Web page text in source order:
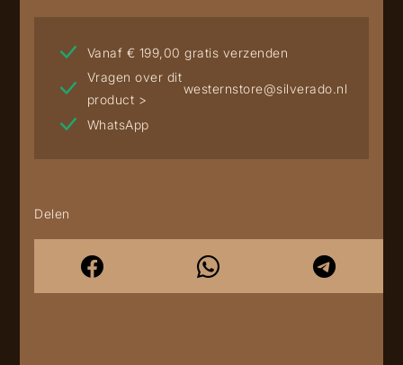
Vanaf € 199,00 gratis verzenden
Vragen over dit
product >
westernstore@silverado.nl
WhatsApp
Delen